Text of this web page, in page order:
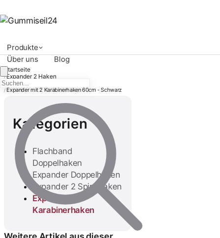
Produkte
Über uns
Blog
Startseite
/ Expander 2 Haken
/ Expander 2 Karabinerhaken
/ Expander mit 2 Karabinerhaken 60cm - Schwarz
Kategorien
Flachband
Doppelhaken
Expander Doppelhaken
Expander 2 Spiralhaken
Expander 2
Karabinerhaken
Expander mit 2